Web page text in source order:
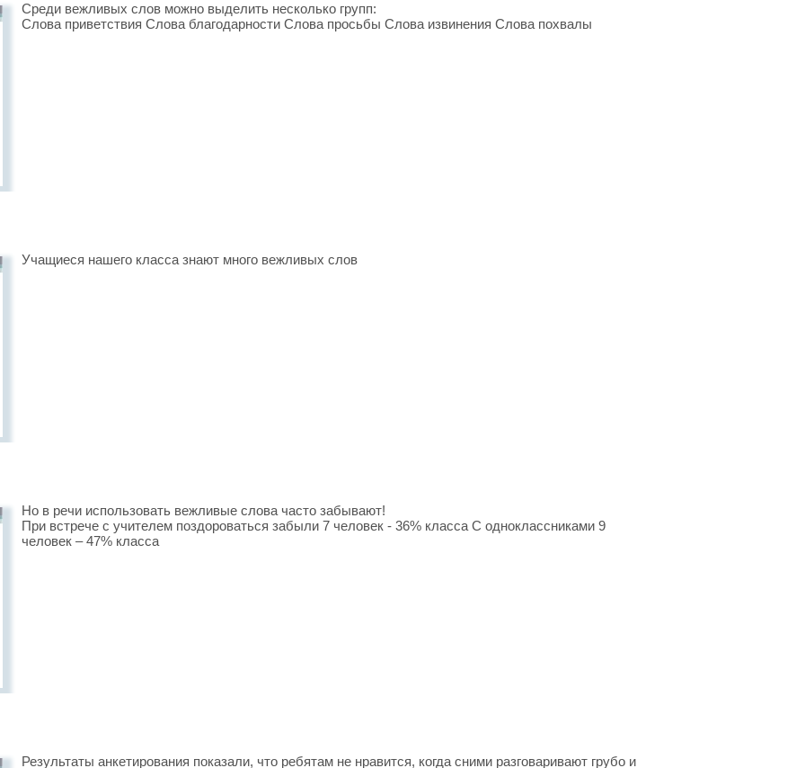
Среди вежливых слов можно выделить несколько групп:
Слова приветствия Слова благодарности Слова просьбы Слова извинения Слова похвалы
Учащиеся нашего класса знают много вежливых слов
Но в речи использовать вежливые слова часто забывают!
При встрече с учителем поздороваться забыли 7 человек - 36% класса С одноклассниками 9
человек – 47% класса
Результаты анкетирования показали, что ребятам не нравится, когда сними разговаривают грубо и